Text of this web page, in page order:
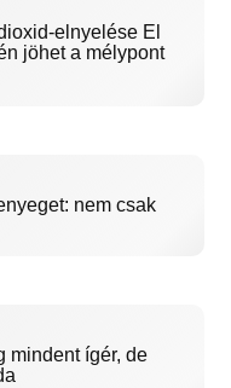
elnyelése El
jöhet a mélypont
nem csak
mindent ígér, de